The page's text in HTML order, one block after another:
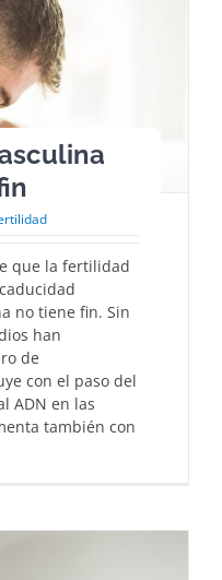
que la fertilidad
no tiene fin. Sin
han
de
con el paso del
ADN en las
también con